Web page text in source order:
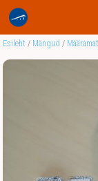
Esileht / Mängud /